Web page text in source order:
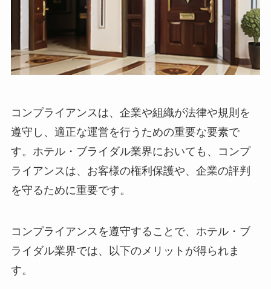
コンプライアンスは、企業や組織が法律や規則を
遵守し、適正な運営を行うための重要な要素で
す。 ホテル・ブライダル業界においても、コンプ
ライアンスは、お客様の権利保護や、企業の評判
を守るために重要です。
コンプライアンスを遵守することで、ホテル・ブ
ライダル業界では、以下のメリットが得られま
す。